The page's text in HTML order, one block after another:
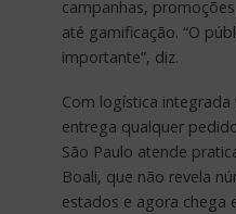
campanhas,
até gamificação. “O
importante”, diz.
Com logística
entrega qualquer
São Paulo atende
Boali, que não revela
estados e agora chega